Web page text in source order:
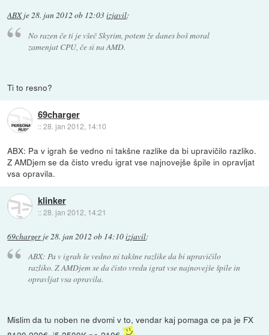
ABXje28. jan 2012 ob 12:03izjavil:
No razen če ti je všeč Skyrim, potem že danes boš moral
zamenjat CPU, če si na AMD.
Ti to resno?
69charger
::28. jan 2012, 14:10
ABX: Pa v igrah še vedno ni takšne razlike da bi upravičilo razliko.
Z AMDjem se da čisto vredu igrat vse najnovejše špile in opravljat
vsa opravila.
klinker
::28. jan 2012, 14:21
69chargerje28. jan 2012 ob 14:10izjavil:
ABX: Pa v igrah še vedno ni takšne razlike da bi upravičilo
razliko. Z AMDjem se da čisto vredu igrat vse najnovejše špile in
opravljat vsa opravila.
Mislim da tu noben ne dvomi v to, vendar kaj pomaga ce pa je FX